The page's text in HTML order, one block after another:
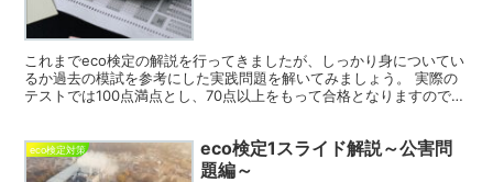
これまでeco検定の解説を行ってきましたが、しっかり身についてい
るか過去の模試を参考にした実践問題を解いてみましょう。 実際の
テストでは100点満点とし、70点以上をもって合格となりますので、
eco検定対策
eco検定1スライド解説～公害問
題編～